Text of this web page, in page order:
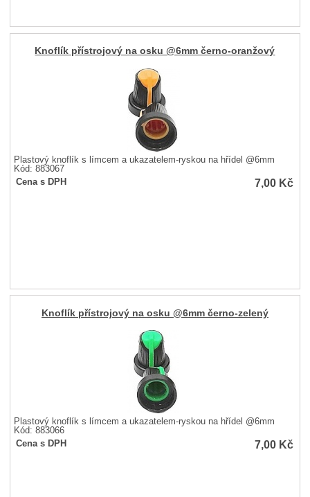
Knoflík přístrojový na osku @6mm černo-oranžový
Plastový knoflík s límcem a ukazatelem-ryskou na hřídel @6mm
Kód: 883067
Cena s DPH
7,00 Kč
Knoflík přístrojový na osku @6mm černo-zelený
Plastový knoflík s límcem a ukazatelem-ryskou na hřídel @6mm
Kód: 883066
Cena s DPH
7,00 Kč